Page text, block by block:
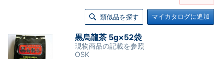
類似品を探す マイカタログに追加
黒烏龍茶 5g×52袋
現物商品の記載を参照
OSK